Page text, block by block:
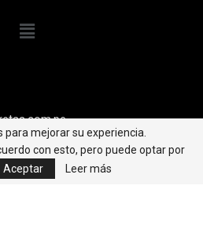
mejorar su experiencia.
con esto, pero puede optar por
Aceptar Leer más